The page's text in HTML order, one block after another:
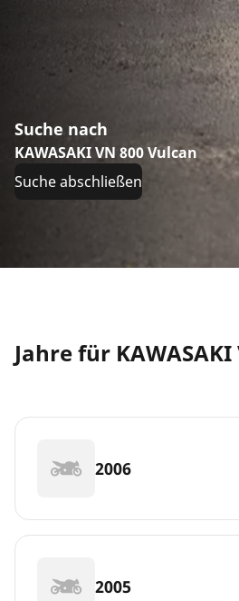
Suche nach
KAWASAKI VN 800 Vulcan
Suche abschließen
Jahre für
2006
2005